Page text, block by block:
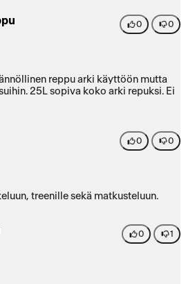
0 0
reppu arki käyttöön mutta
25L sopiva koko arki repuksi. Ei
0 0
treenille sekä matkusteluun.
0 1